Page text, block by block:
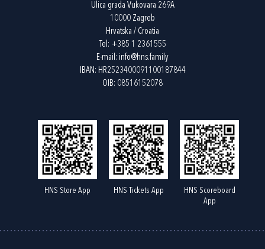
Ulica grada Vukovara 269A
10000 Zagreb
Hrvatska / Croatia
Tel: +385 1 2361555
E-mail: info@hns.family
IBAN: HR2523400091100187844
OIB: 08516152078
HNS Store App HNS Tickets App
HNS Scoreboard
App